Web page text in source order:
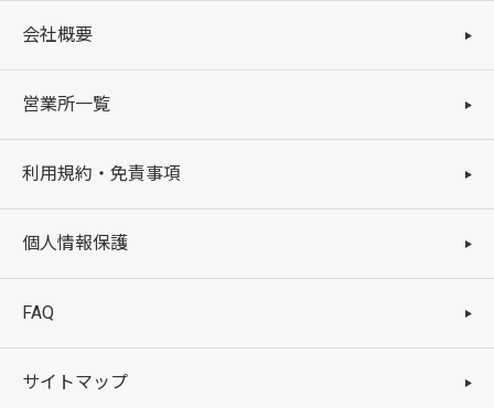
会社概要
営業所一覧
利用規約・免責事項
個人情報保護
FAQ
サイトマップ